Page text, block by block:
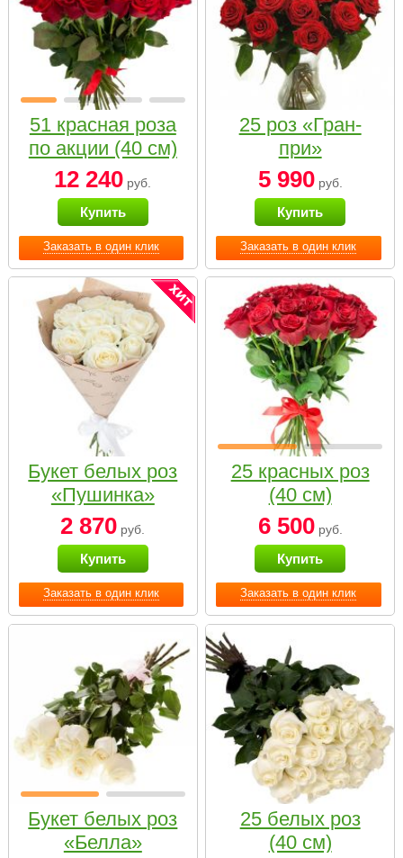
Заказать в один клик
51 красная роза
по акции (40 см)
12 240 руб.
Купить
Заказать в один клик
25 роз «Гран-
при»
5 990руб.
Купить
Заказать в один клик
Букет белых роз
«Пушинка»
2 870 руб.
Купить
Заказать в один клик
25 красных роз
(40 см)
6 500руб.
Купить
Букет белых роз
«Белла»
25 белых роз
(40 см)